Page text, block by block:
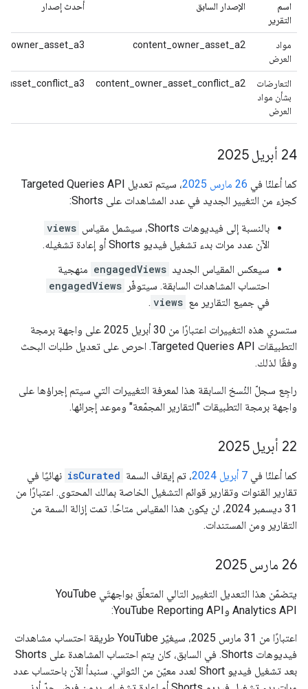
اسم
التقرير
الإصدار السابق أحدث إصدار
مواد
العرض
content_owner_asset_a2
التعارضات
بشأن مواد
العرض
content_owner_asset_conflict_a2
‫24 أبريل 2025
كما أعلنّا في 26 مارس 2025
، سيتم تعديل Targeted Queries API
كجزء من التغيير الجديد في عدد المشاهدات على Shorts:
بالنسبة إلى فيديوهات Shorts، سيشمل مقياس
views
الآن عدد مرات بدء تشغيل فيديو Shorts أو إعادة تشغيله.
سيعكس المقياس الجديد engagedViews منهجية
احتساب المشاهدات السابقة. سيتوفّر engagedViews
في جميع التقارير مع views
.
ستسري هذه التغييرات اعتبارًا من 30 أبريل 2025 على واجهة برمجة
التطبيقات Targeted Queries API. احرص على تعديل طلبات البحث
وفقًا لذلك.
راجِع سجلّ النُسخ السابقة هذا لمعرفة التغييرات التي سيتم إجراؤها على
واجهة برمجة التطبيقات "التقارير المجمّعة" وموعد إجرائها.
‫22 أبريل 2025
كما أعلنّا في 7 أبريل 2024 ، تم إيقاف السمة isCurated نهائيًا في
تقارير القنوات وتقارير قوائم التشغيل الخاصة بمالك المحتوى. اعتبارًا من
31 ديسمبر 2024، لن يكون هذا المقياس متاحًا. تمت إزالة السمة من
التقارير ومن المستندات.
‫26 مارس 2025
يتضمّن هذا التعديل التغيير التالي المتعلّق بواجهتَي YouTube
Analytics API وYouTube Reporting API:
اعتبارًا من 31 مارس 2025، سيغيّر YouTube طريقة احتساب مشاهدات
فيديوهات Shorts. في السابق، كان يتم احتساب المشاهدة على Shorts
بعد تشغيل فيديو Short لعدد معيّن من الثواني. سنبدأ الآن باحتساب عدد